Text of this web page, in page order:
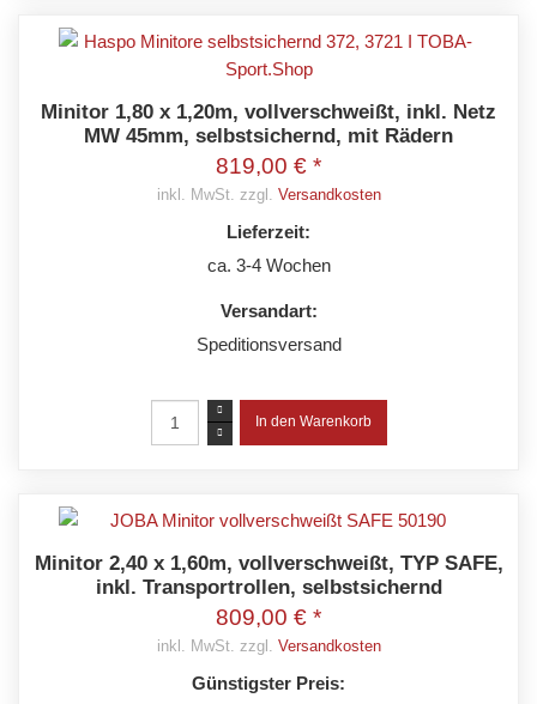
Minitor 1,80 x 1,20m, vollverschweißt, inkl. Netz
MW 45mm, selbstsichernd, mit Rädern
819,00 € *
inkl. MwSt. zzgl. Versandkosten
Lieferzeit:
ca. 3-4 Wochen
Versandart:
Speditionsversand
Minitor 2,40 x 1,60m, vollverschweißt, TYP SAFE,
inkl. Transportrollen, selbstsichernd
809,00 € *
inkl. MwSt. zzgl. Versandkosten
Günstigster Preis: